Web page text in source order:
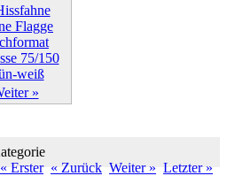
»
« Erster « Zurück Weiter » Letzter »